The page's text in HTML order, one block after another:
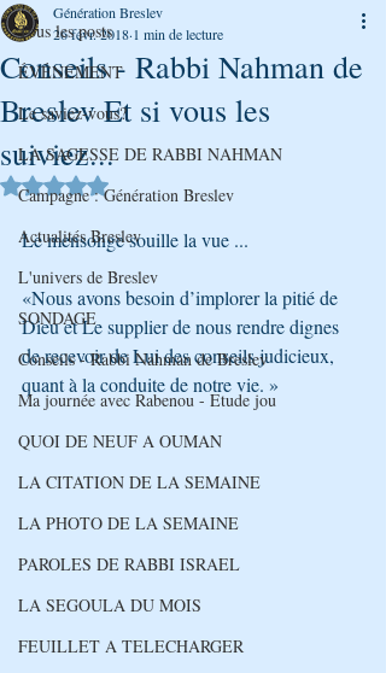
Tous les posts
ÉVÉNEMENT
Le saviez-vous?
LA SAGESSE DE RABBI NAHMAN
Campagne : Génération Breslev
Actualités Breslev
L'univers de Breslev
SONDAGE
Conseils - Rabbi Nahman de Breslev
Ma journée avec Rabenou - Etude jou
QUOI DE NEUF A OUMAN
LA CITATION DE LA SEMAINE
LA PHOTO DE LA SEMAINE
PAROLES DE RABBI ISRAEL
LA SEGOULA DU MOIS
FEUILLET A TELECHARGER
Conseils - Rabbi Nahman de
Breslev Et si vous les
suiviez...
Génération Breslev
26 févr. 2018 1 min de lecture
Noté NaN étoiles sur 5.
Le mensonge souille la vue ...
«Nous avons besoin d’implorer la pitié de
Dieu et Le supplier de nous rendre dignes
de recevoir de Lui des conseils judicieux,
quant à la conduite de notre vie. »